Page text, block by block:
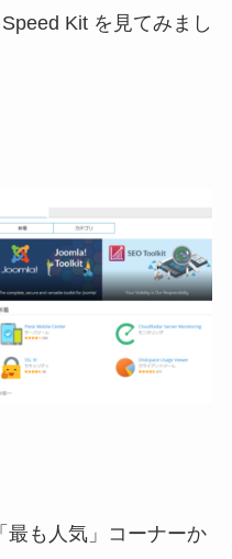
Kit を見てみまし
最も人気」コーナーか